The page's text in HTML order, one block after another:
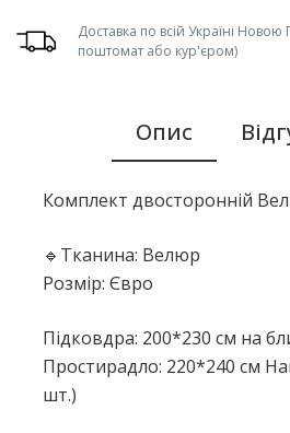
Доставка по всій Україні
поштомат або кур'єром)
Опис
Комплект двосторонній
🔹Тканина: Велюр
Розмір: Євро
Підковдра: 200*230 см на
Простирадло: 220*240 см
шт.)